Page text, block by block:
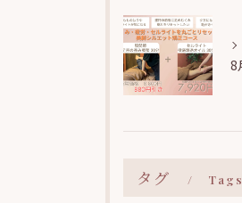
タグ Tags